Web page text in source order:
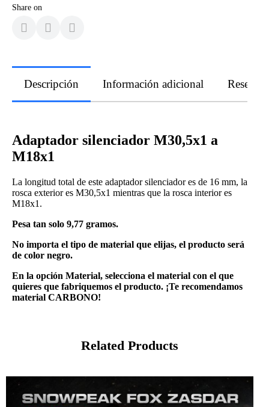
Share on
Descripción Información adicional Reseñas
Adaptador silenciador M30,5x1 a
M18x1
La longitud total de este adaptador silenciador es de 16 mm, la
rosca exterior es M30,5x1 mientras que la rosca interior es
M18x1.
Pesa tan solo 9,77 gramos.
No importa el tipo de material que elijas, el producto será
de color negro.
En la opción Material, selecciona el material con el que
quieres que fabriquemos el producto. ¡Te recomendamos
material CARBONO!
Related Products